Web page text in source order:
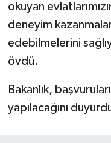
okuyan
deneyim
edebilmelerini
övdü.
Bakanlık,
yapılacağını